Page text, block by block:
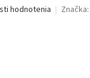
hodnotenia Značka: